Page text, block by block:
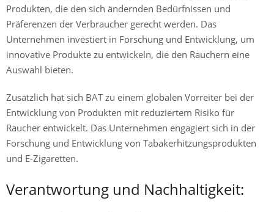
Produkten, die den sich ändernden Bedürfnissen und
Präferenzen der Verbraucher gerecht werden. Das
Unternehmen investiert in Forschung und Entwicklung, um
innovative Produkte zu entwickeln, die den Rauchern eine
Auswahl bieten.
Zusätzlich hat sich BAT zu einem globalen Vorreiter bei der
Entwicklung von Produkten mit reduziertem Risiko für
Raucher entwickelt. Das Unternehmen engagiert sich in der
Forschung und Entwicklung von Tabakerhitzungsprodukten
und E-Zigaretten.
Verantwortung und Nachhaltigkeit: